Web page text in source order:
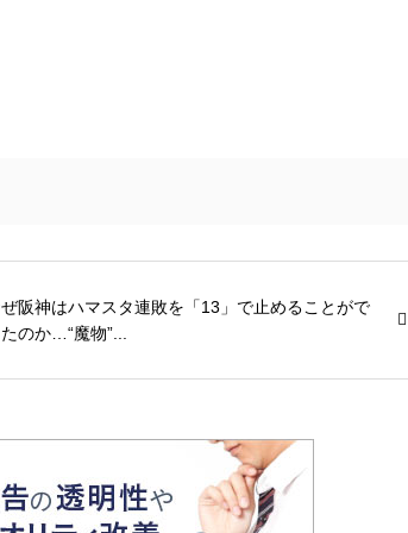
阪神はハマスタ連敗を「13」で止めることがで
たのか…“魔物”...